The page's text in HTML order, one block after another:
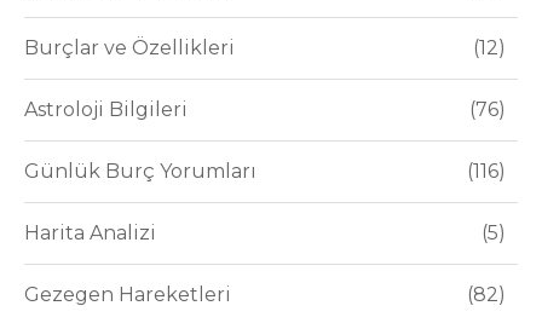
Burçlar ve Özellikleri 12
Astroloji Bilgileri 76
Günlük Burç Yorumları 116
Harita Analizi 5
Gezegen Hareketleri 82